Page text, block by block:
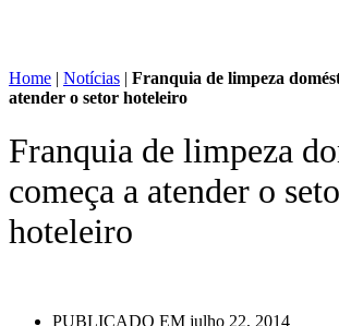
Home | Notícias | Franquia de limpeza
atender o setor hoteleiro
Franquia de limpeza
começa a atender o
hoteleiro
PUBLICADO EM julho 22, 2014